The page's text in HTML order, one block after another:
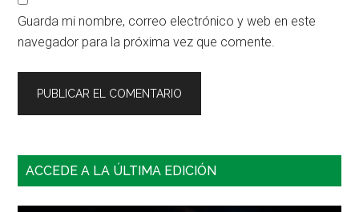
Guarda mi nombre, correo electrónico y web en este
navegador para la próxima vez que comente.
Barra
ACCEDE A LA ÚLTIMA EDICIÓN